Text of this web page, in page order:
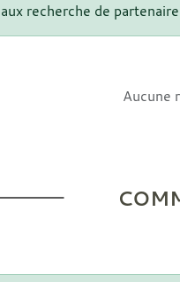
recherche de
Aucune